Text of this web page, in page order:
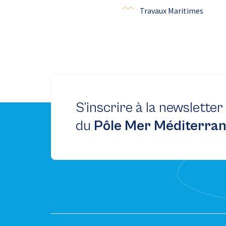
Travaux Maritimes
S’inscrire à la newsletter
du Pôle Mer